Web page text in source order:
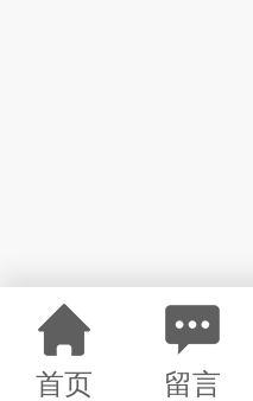
首页 留言